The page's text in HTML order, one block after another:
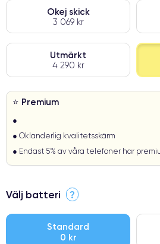
Okej skick
3 069 kr
Utmärkt
4 290 kr
⭐ Premium
●
● Oklanderlig kvalitetsskärm
● Endast 5% av våra telefoner har
Välj batteri ?
Standard
0 kr